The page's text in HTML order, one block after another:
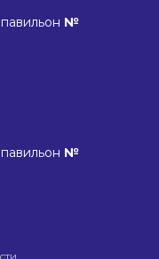
павильон №
павильон №